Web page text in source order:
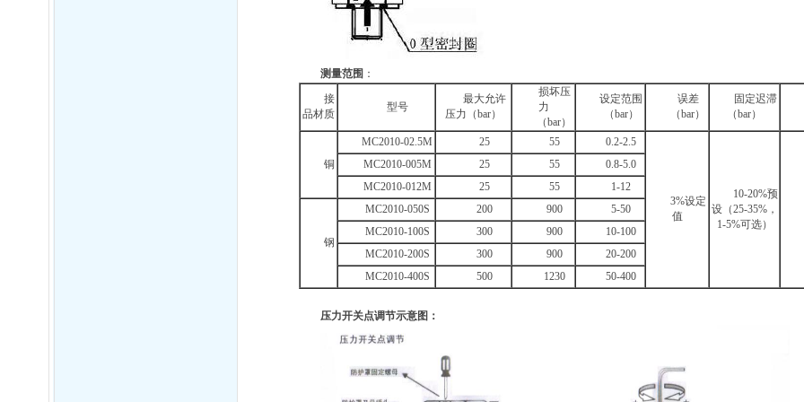
测量范围 ：
接
品材质
型号
最大允许
压力（bar）
损坏压
力
（bar）
设定范围
（bar）
误差
（bar）
固定迟滞
（bar）
铜
MC2010-02.5M 25 55 0.2-2.5
3%设定
值
10-20%预
设（25-35%，
1-5%可选）
MC2010-005M 25 55
0.8-5.0
MC2010-012M
25 55 1-12
钢
MC2010-050S 200 900
5-50
MC2010-100S
300 900
10-100
MC2010-200S
300 900
20-200
MC2010-400S
500 1230 50-400
压力开关点调节示意图：